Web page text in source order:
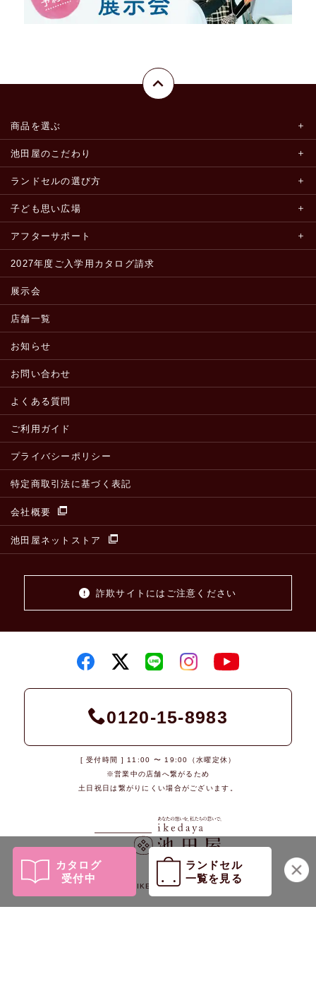
カタログ
受付中
ランドセル
一覧を見る
商品を選ぶ
池田屋のこだわり
ランドセルの選び方
子ども思い広場
アフターサポート
2027年度ご入学用カタログ請求
展示会
店舗一覧
お知らせ
お問い合わせ
よくある質問
ご利用ガイド
プライバシーポリシー
特定商取引法に基づく表記
会社概要
池田屋ネットストア
詐欺サイトにはご注意ください
0120-15-8983
[ 受付時間 ] 11:00 〜 19:00（水曜定休）
※営業中の店舗へ繋がるため
土日祝日は繋がりにくい場合がございます。
© 2026 IKEDAYA Co., Ltd.